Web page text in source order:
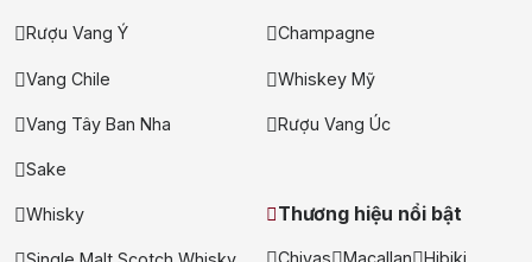
Rượu Vang Ý Champagne
Vang Chile Whiskey Mỹ
Vang Tây Ban Nha Rượu Vang Úc
Sake
Whisky Thương hiệu nổi bật